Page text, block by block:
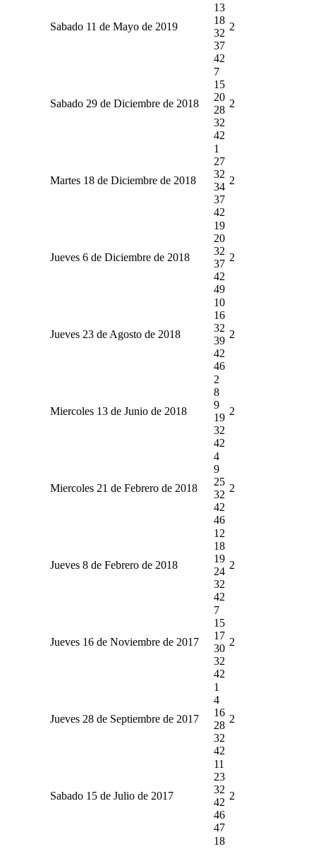
Sabado 11 de Mayo de 2019
13
18
32
37
42
2
Sabado 29 de Diciembre de 2018
7
15
20
28
32
42
2
Martes 18 de Diciembre de 2018
1
27
32
34
37
42
2
Jueves 6 de Diciembre de 2018
19
20
32
37
42
49
2
Jueves 23 de Agosto de 2018
10
16
32
39
42
46
2
Miercoles 13 de Junio de 2018
2
8
9
19
32
42
2
Miercoles 21 de Febrero de 2018
4
9
25
32
42
46
2
Jueves 8 de Febrero de 2018
12
18
19
24
32
42
2
Jueves 16 de Noviembre de 2017
7
15
17
30
32
42
2
Jueves 28 de Septiembre de 2017
1
4
16
28
32
42
2
Sabado 15 de Julio de 2017
11
23
32
42
46
47
2
18